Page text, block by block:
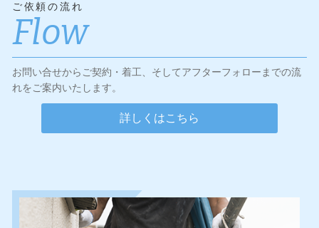
ご依頼の流れ
Flow
お問い合せからご契約・着工、そしてアフターフォローまでの流
れをご案内いたします。
詳しくはこちら